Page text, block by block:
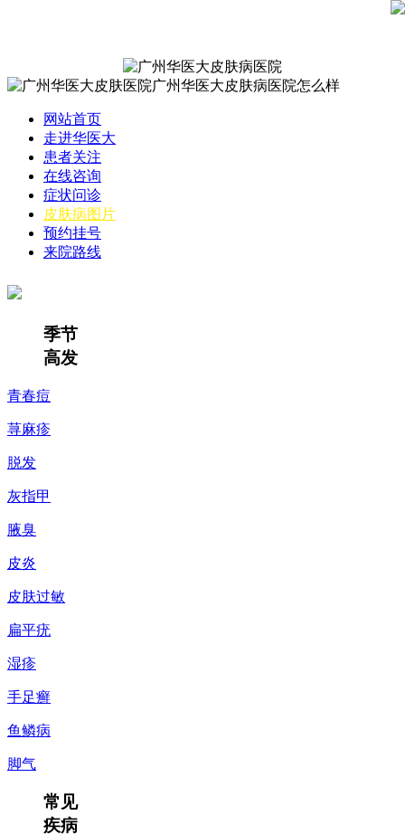
网站首页
走进华医大
患者关注
在线咨询
症状问诊
皮肤病图片
预约挂号
来院路线
季节
高发
青春痘
荨麻疹
脱发
灰指甲
腋臭
皮炎
皮肤过敏
扁平疣
湿疹
手足癣
鱼鳞病
脚气
常见
疾病